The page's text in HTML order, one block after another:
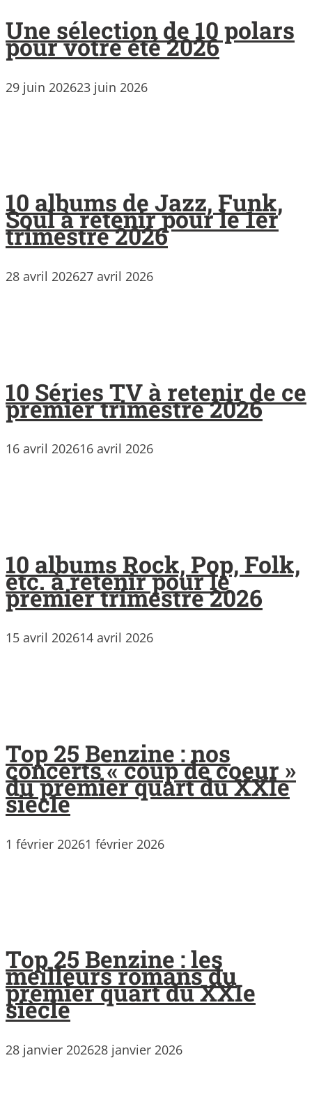
Une sélection de 10 polars
pour votre été 2026
29 juin 202623 juin 2026
10 albums de Jazz, Funk,
Soul à retenir pour le 1er
trimestre 2026
28 avril 202627 avril 2026
10 Séries TV à retenir de ce
premier trimestre 2026
16 avril 202616 avril 2026
10 albums Rock, Pop, Folk,
etc. à retenir pour le
premier trimestre 2026
15 avril 202614 avril 2026
Top 25 Benzine : nos
concerts « coup de coeur »
du premier quart du XXIe
siècle
1 février 20261 février 2026
Top 25 Benzine : les
meilleurs romans du
premier quart du XXIe
siècle
28 janvier 202628 janvier 2026